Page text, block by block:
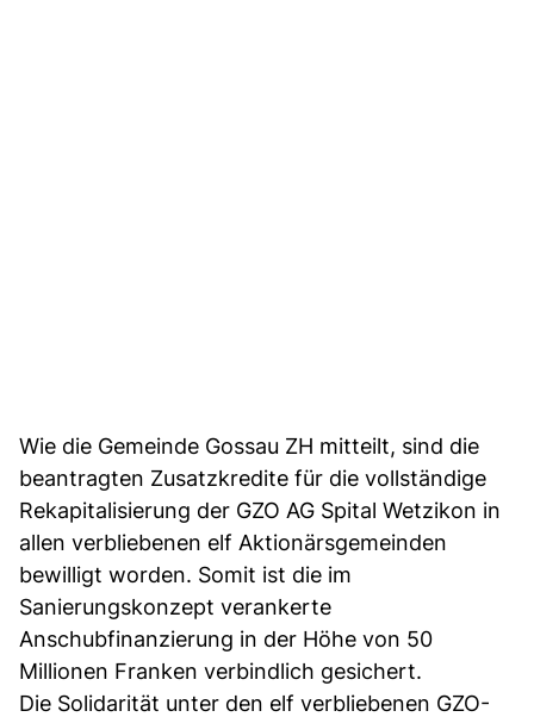
Wie die Gemeinde Gossau ZH mitteilt, sind die
beantragten Zusatzkredite für die vollständige
Rekapitalisierung der GZO AG Spital Wetzikon in
allen verbliebenen elf Aktionärsgemeinden
bewilligt worden. Somit ist die im
Sanierungskonzept verankerte
Anschubfinanzierung in der Höhe von 50
Millionen Franken verbindlich gesichert.
Die Solidarität unter den elf verbliebenen GZO-